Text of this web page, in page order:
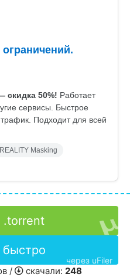
скидка 50%! Работает
сервисы. Быстрое
Подходит для всей
REALITY Masking
.torrent
быстро
через uFiler
/ скачали: 248